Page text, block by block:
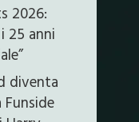
2026:
25 anni
diventa
Funside